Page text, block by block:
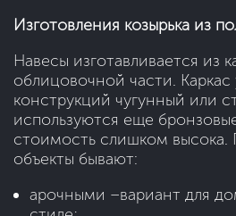
Изготовления козырька из
Навесы изготавливается из
облицовочной части. Каркас
конструкций чугунный или
используются еще
стоимость слишком высока.
объекты бывают:
арочными –вариант для